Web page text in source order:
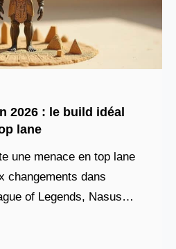
2026 : le build idéal
lane
une menace en top lane
changements dans
of Legends, Nasus